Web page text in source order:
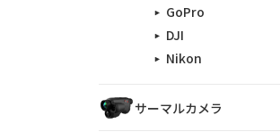
GoPro
DJI
Nikon
サーマルカメラ